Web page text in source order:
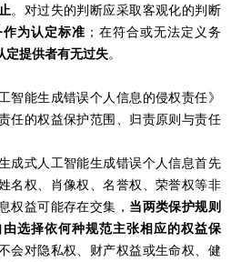
。对过失的判断应采取客观化的判断
为认定标准 ；在符合或无法定义务
定提供者有无过失。
能生成错误个人信息的侵权责任》
任的权益保护范围、归责原则与责任
成式人工智能生成错误个人信息首先
名权、肖像权、名誉权、荣誉权等非
权益可能存在交集， 当两类保护规则
选择依何种规范主张相应的权益保
会对隐私权、财产权益或生命权、健